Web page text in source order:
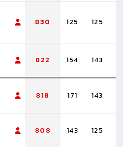
830 125 125
822 154 143
818 171 143
808 143 125